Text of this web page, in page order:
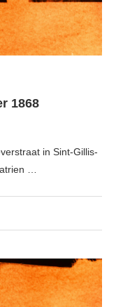
1868
in Sint-Gillis-
…